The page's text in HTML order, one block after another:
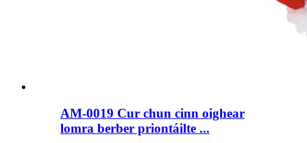
AM-0019 Cur chun cinn oighear
lomra berber priontáilte ...